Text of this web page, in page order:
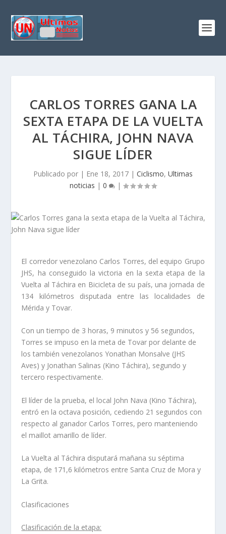
CARLOS TORRES GANA LA
SEXTA ETAPA DE LA VUELTA
AL TÁCHIRA, JOHN NAVA
SIGUE LÍDER
Publicado por | Ene 18, 2017 | Ciclismo, Ultimas
noticias | 0 |
El corredor venezolano Carlos Torres, del equipo Grupo
JHS, ha conseguido la victoria en la sexta etapa de la
Vuelta al Táchira en Bicicleta de su país, una jornada de
134 kilómetros disputada entre las localidades de
Mérida y Tovar.
Con un tiempo de 3 horas, 9 minutos y 56 segundos,
Torres se impuso en la meta de Tovar por delante de
los también venezolanos Yonathan Monsalve (JHS
Aves) y Jonathan Salinas (Kino Táchira), segundo y
tercero respectivamente.
El líder de la prueba, el local John Nava (Kino Táchira),
entró en la octava posición, cediendo 21 segundos con
respecto al ganador Carlos Torres, pero manteniendo
el maillot amarillo de líder.
La Vuelta al Táchira disputará mañana su séptima
etapa, de 171,6 kilómetros entre Santa Cruz de Mora y
La Grita.
Clasificaciones
Clasificación de la etapa: